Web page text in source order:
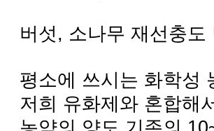
버섯, 소나무 재선충
평소에 쓰시는 화학성
저희 유화제와 혼합해